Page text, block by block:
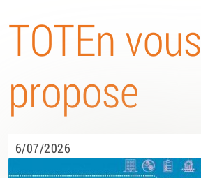
TOTEn vous
propose
6/07/2026